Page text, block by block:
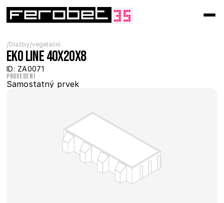
/Dlažby/vegetační
Eko Line 40x20x8
ID: ZA0071
Provedení
Samostatný prvek